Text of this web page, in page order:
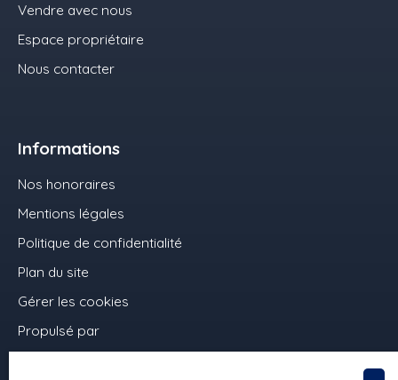
Vendre avec nous
Espace propriétaire
Nous contacter
Informations
Nos honoraires
Mentions légales
Politique de confidentialité
Plan du site
Gérer les cookies
Propulsé par